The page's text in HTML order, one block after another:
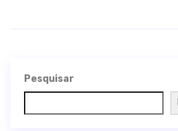
Pesquisar